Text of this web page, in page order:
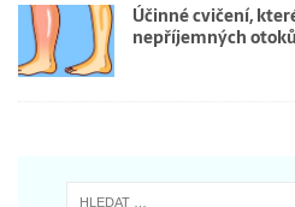
Účinné cvičení,
nepříjemných